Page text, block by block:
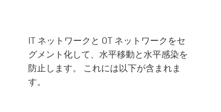
IT ネットワークと OT ネットワークをセ
グメント化して、水平移動と水平感染を
防止します。 これには以下が含まれま
す。